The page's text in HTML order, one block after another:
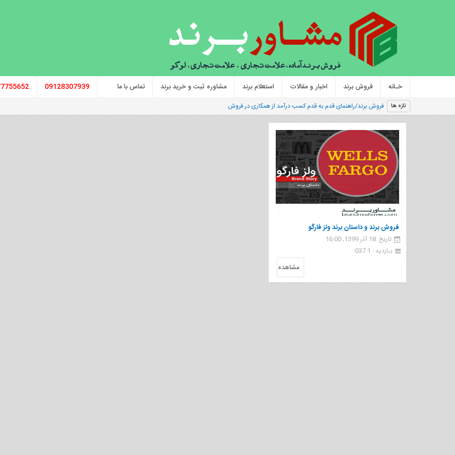
خـانه فروش برند اخبار و مقالات استعلام برند مشاوره ثبت و خرید برند تماس با ما 09128307939
تازه ها |
فروش برند و داستان برند ولز فارگو
تاریخ :18 آذر 1399, 16:00
بـازدید : 1 037
مشاهده